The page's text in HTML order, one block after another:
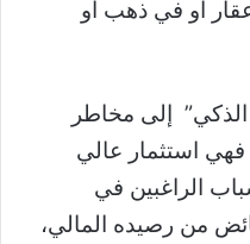
أو في ذهب أو
إلى مخاطر
فهي استثمار عالي
الراغبين في
من رصيده المالي،